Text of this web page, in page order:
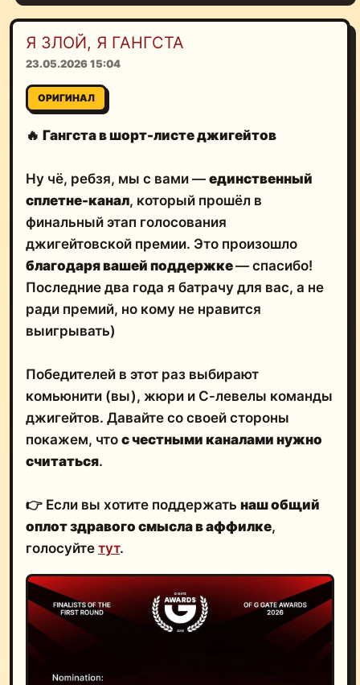
Я ЗЛОЙ, Я ГАНГСТА
23.05.2026 15:04
ОРИГИНАЛ
🔥 Гангста в шорт-листе джигейтов
Ну чё, ребзя, мы с вами — единственный
сплетне-канал, который прошёл в
финальный этап голосования
джигейтовской премии. Это произошло
благодаря вашей поддержке— спасибо!
Последние два года я батрачу для вас, а не
ради премий, но кому не нравится
выигрывать)
Победителей в этот раз выбирают
комьюнити (вы), жюри и С-левелы команды
джигейтов. Давайте со своей стороны
покажем, что с честными каналами нужно
считаться.
👉 Если вы хотите поддержать наш общий
оплот здравого смысла в аффилке,
голосуйте тут.